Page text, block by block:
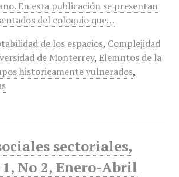
En esta publicación se presentan
del coloquio que…
de los espacios, Complejidad
de Monterrey, Elemntos de la
historicamente vulnerados,
sectoriales,
No 2, Enero-Abril